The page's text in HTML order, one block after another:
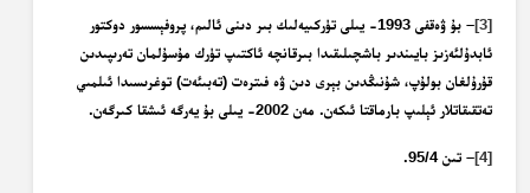
[3]
– بۇ ۋەقفى 1993- يىلى تۈركىيەلىك بىر دىنى ئالىم، پروفېسسور دوكتور
ئابدۇلئەزىز بايىندىر باشچىلىقىدا بىرقانچە ئاكتىپ تۈرك مۇسۇلمان تەرىپىدىن
قۇرۇلغان بولۇپ، شۇنىڭدىن بېرى دىن ۋە فىترەت (تەبىئەت) توغرىسىدا ئىلمىي
تەتقىقاتلار ئېلىپ بارماقتا ئىكەن. مەن 2002- يىلى بۇ يەرگە ئىشقا كىرگەن.
[4]– تىن 95/4.